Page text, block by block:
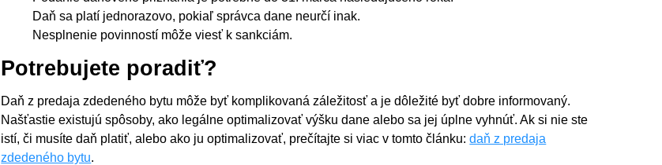
Daň sa platí jednorazovo, pokiaľ správca dane neurčí inak.
Nesplnenie povinností môže viesť k sankciám.
Potrebujete poradiť?
Daň z predaja zdedeného bytu môže byť komplikovaná záležitosť a je dôležité byť dobre informovaný.
Našťastie existujú spôsoby, ako legálne optimalizovať výšku dane alebo sa jej úplne vyhnúť. Ak si nie ste
istí, či musíte daň platiť, alebo ako ju optimalizovať, prečítajte si viac v tomto článku:daň z predaja
zdedeného bytu.